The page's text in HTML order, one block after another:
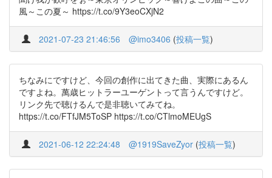
風～この夏～ https://t.co/9Y3eoCXjN2
2021-07-23 21:46:56 @imo3406 (投稿一覧)
ちなみにですけど、今回の創作に出てきた曲、実際にあるん
ですよね。萬歳ヒットラーユーゲントって言うんですけど。
リンク先で聴けるんで是非聴いてみてね。
https://t.co/FTfJM5ToSP https://t.co/CTlmoMEUgS
2021-06-12 22:24:48 @1919SaveZyor (投稿一覧)